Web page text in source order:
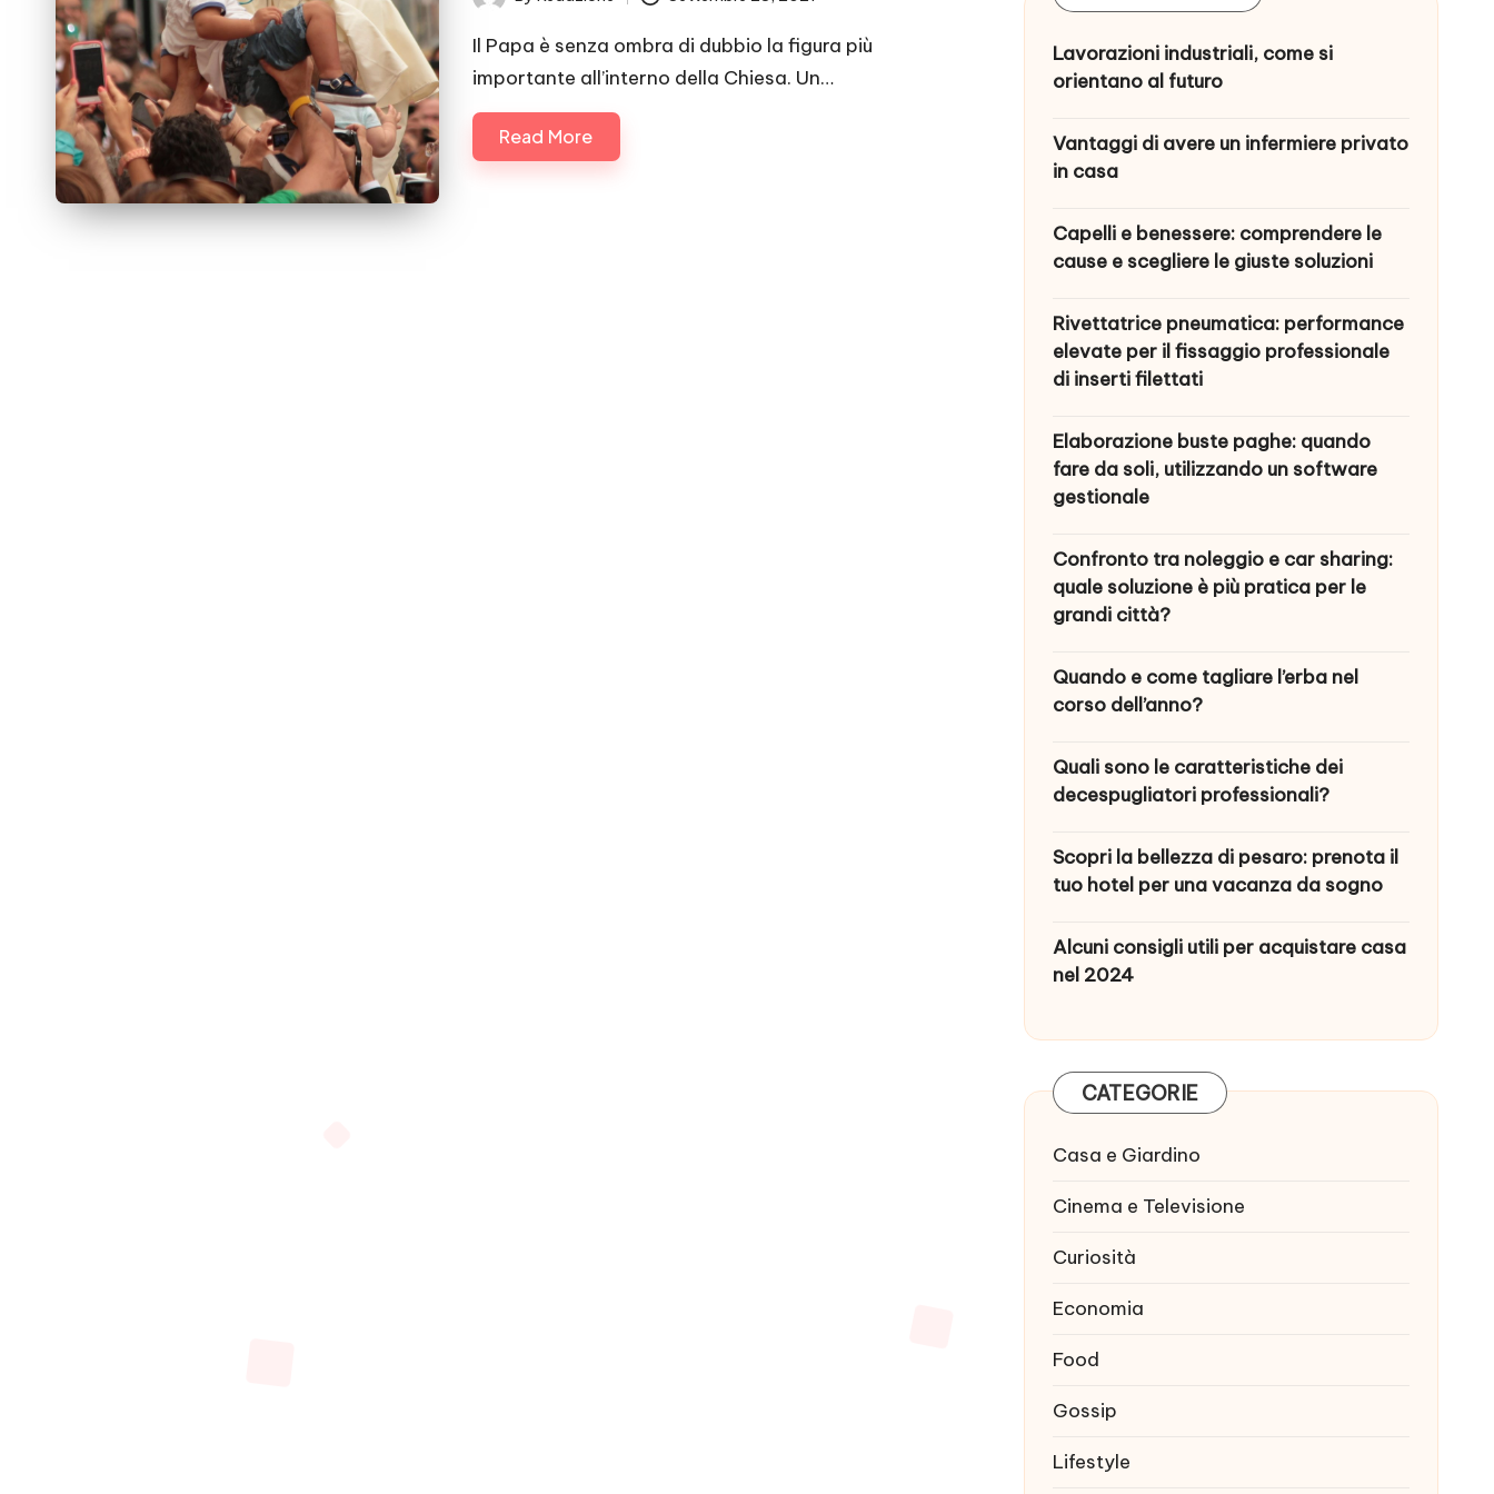
Posted
by
Il Papa è senza ombra di dubbio la figura più
importante all’interno della Chiesa. Un…
Read More
Lavorazioni industriali, come si
orientano al futuro
Vantaggi di avere un infermiere privato
in casa
Capelli e benessere: comprendere le
cause e scegliere le giuste soluzioni
Rivettatrice pneumatica: performance
elevate per il fissaggio professionale
di inserti filettati
Elaborazione buste paghe: quando
fare da soli, utilizzando un software
gestionale
Confronto tra noleggio e car sharing:
quale soluzione è più pratica per le
grandi città?
Quando e come tagliare l’erba nel
corso dell’anno?
Quali sono le caratteristiche dei
decespugliatori professionali?
Scopri la bellezza di pesaro: prenota il
tuo hotel per una vacanza da sogno
Alcuni consigli utili per acquistare casa
nel 2024
CATEGORIE
Casa e Giardino
Cinema e Televisione
Curiosità
Economia
Food
Gossip
Lifestyle